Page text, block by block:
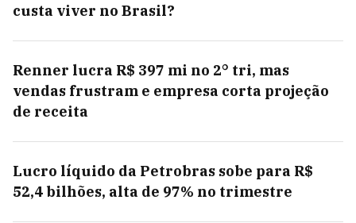
custa viver no Brasil?
Renner lucra R$ 397 mi no 2° tri, mas
vendas frustram e empresa corta projeção
de receita
Lucro líquido da Petrobras sobe para R$
52,4 bilhões, alta de 97% no trimestre